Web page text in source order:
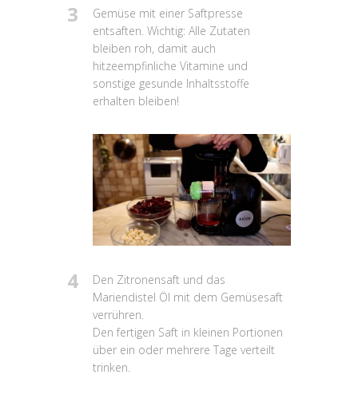
3
Gemüse mit einer Saftpresse
entsaften. Wichtig: Alle Zutaten
bleiben roh, damit auch
hitzeempfinliche Vitamine und
sonstige gesunde Inhaltsstoffe
erhalten bleiben!
4
Den Zitronensaft und das
Mariendistel Öl mit dem Gemüsesaft
verrühren.
Den fertigen Saft in kleinen Portionen
über ein oder mehrere Tage verteilt
trinken.